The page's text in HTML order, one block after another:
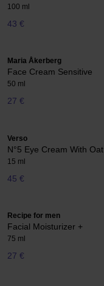
100 ml
43 €
Maria Åkerberg
Face Cream Sensitive
50 ml
27 €
Verso
N°5 Eye Cream With Oat
15 ml
45 €
Recipe for men
Facial Moisturizer +
75 ml
27 €